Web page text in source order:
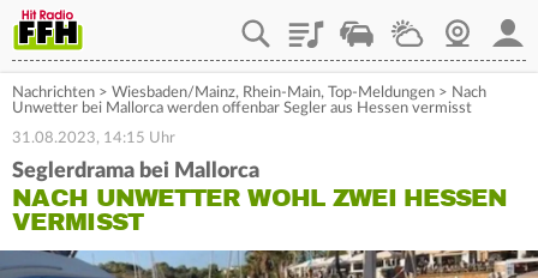
PlaylistStaupilotWetterWebcam
Nachrichten > Wiesbaden/Mainz, Rhein-Main, Top-Meldungen > Nach
Unwetter bei Mallorca werden offenbar Segler aus Hessen vermisst
31.08.2023, 14:15 Uhr
Seglerdrama bei Mallorca
NACH UNWETTER WOHL ZWEI HESSEN
VERMISST